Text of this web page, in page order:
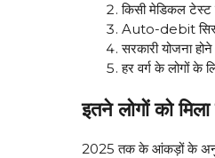
किसी मेडिकल टेस्ट
Auto-debit
सरकारी योजना
हर वर्ग के लोगों के
इतने लोगों को
2025 तक के आंकड़ों के